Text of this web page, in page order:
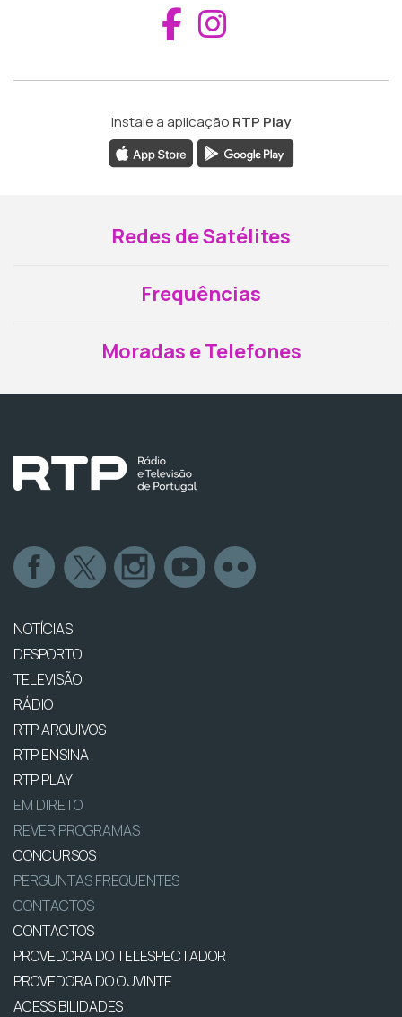
Aceder ao
Instale a aplicação RTP Play
Redes de Satélites
Frequências
Moradas e Telefones
NOTÍCIAS
DESPORTO
TELEVISÃO
RÁDIO
RTP ARQUIVOS
RTP ENSINA
RTP PLAY
EM DIRETO
REVER PROGRAMAS
CONCURSOS
PERGUNTAS FREQUENTES
CONTACTOS
CONTACTOS
PROVEDORA DO TELESPECTADOR
PROVEDORA DO OUVINTE
ACESSIBILIDADES